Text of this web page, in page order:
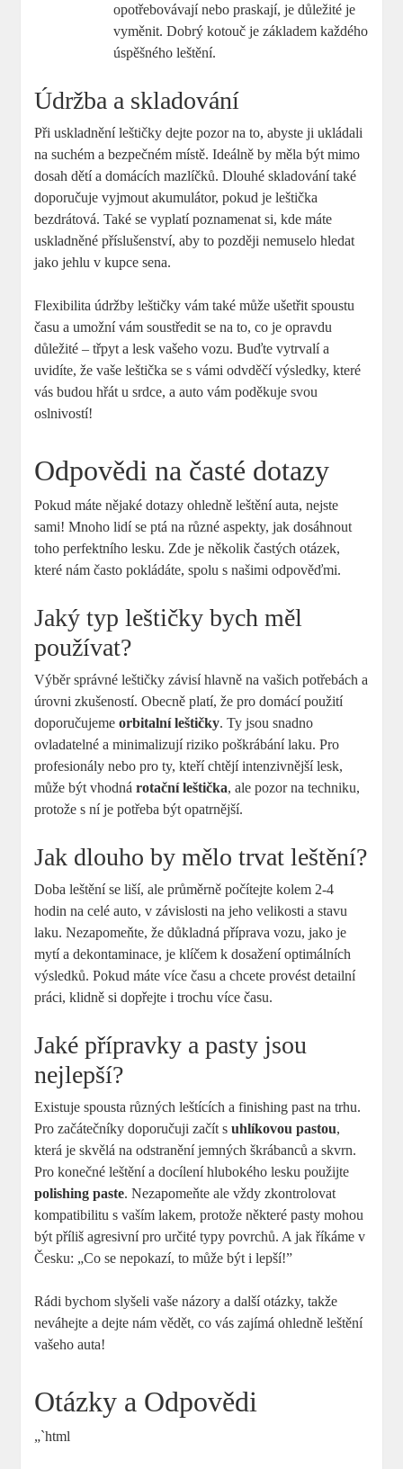
opotřebovávají nebo praskají, je důležité je
vyměnit. Dobrý kotouč je základem každého
úspěšného leštění.
Údržba a skladování
Při uskladnění leštičky dejte pozor na to, abyste ji ukládali
na suchém a bezpečném místě. Ideálně by měla být mimo
dosah dětí a domácích mazlíčků. Dlouhé skladování také
doporučuje vyjmout akumulátor, pokud je leštička
bezdrátová. Také se vyplatí poznamenat si, kde máte
uskladněné příslušenství, aby to později nemuselo hledat
jako jehlu v kupce sena.
Flexibilita údržby leštičky vám také může ušetřit spoustu
času a umožní vám soustředit se na to, co je opravdu
důležité – třpyt a lesk vašeho vozu. Buďte vytrvalí a
uvidíte, že vaše leštička se s vámi odvděčí výsledky, které
vás budou hřát u srdce, a auto vám poděkuje svou
oslnivostí!
Odpovědi na časté dotazy
Pokud máte nějaké dotazy ohledně leštění auta, nejste
sami! Mnoho lidí se ptá na různé aspekty, jak dosáhnout
toho perfektního lesku. Zde je několik častých otázek,
které nám často pokládáte, spolu s našimi odpověďmi.
Jaký typ leštičky bych měl
používat?
Výběr správné leštičky závisí hlavně na vašich potřebách a
úrovni zkušeností. Obecně platí, že pro domácí použití
doporučujemeorbitalní leštičky. Ty jsou snadno
ovladatelné a minimalizují riziko poškrábání laku. Pro
profesionály nebo pro ty, kteří chtějí intenzivnější lesk,
může být vhodnárotační leštička, ale pozor na techniku,
protože s ní je potřeba být opatrnější.
Jak dlouho by mělo trvat leštění?
Doba leštění se liší, ale průměrně počítejte kolem 2-4
hodin na celé auto, v závislosti na jeho velikosti a stavu
laku. Nezapomeňte, že důkladná příprava vozu, jako je
mytí a dekontaminace, je klíčem k dosažení optimálních
výsledků. Pokud máte více času a chcete provést detailní
práci, klidně si dopřejte i trochu více času.
Jaké přípravky a pasty jsou
nejlepší?
Existuje spousta různých leštících a finishing past na trhu.
Pro začátečníky doporučuji začít suhlíkovou pastou,
která je skvělá na odstranění jemných škrábanců a skvrn.
Pro konečné leštění a docílení hlubokého lesku použijte
polishing paste. Nezapomeňte ale vždy zkontrolovat
kompatibilitu s vaším lakem, protože některé pasty mohou
být příliš agresivní pro určité typy povrchů. A jak říkáme v
Česku: „Co se nepokazí, to může být i lepší!”
Rádi bychom slyšeli vaše názory a další otázky, takže
neváhejte a dejte nám vědět, co vás zajímá ohledně leštění
vašeho auta!
Otázky a Odpovědi
„`html